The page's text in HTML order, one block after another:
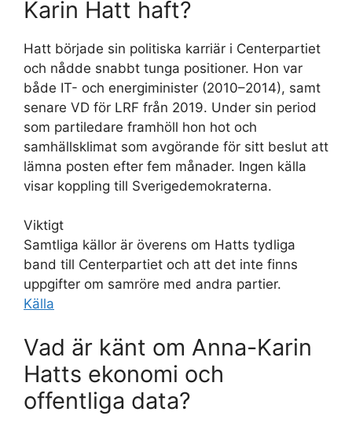
Karin Hatt haft?
Hatt började sin politiska karriär i Centerpartiet
och nådde snabbt tunga positioner. Hon var
både IT- och energiminister (2010–2014), samt
senare VD för LRF från 2019. Under sin period
som partiledare framhöll hon hot och
samhällsklimat som avgörande för sitt beslut att
lämna posten efter fem månader. Ingen källa
visar koppling till Sverigedemokraterna.
Viktigt
Samtliga källor är överens om Hatts tydliga
band till Centerpartiet och att det inte finns
uppgifter om samröre med andra partier.
Källa
Vad är känt om Anna-Karin
Hatts ekonomi och
offentliga data?